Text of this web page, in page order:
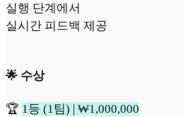
실행 단계에서
실시간 피드백 제공
🌟 수상
🏆 1등 (1팀) | ₩1,000,000